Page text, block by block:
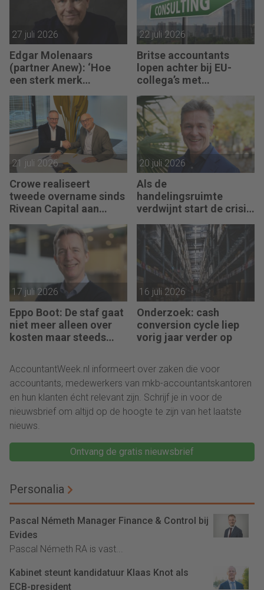
27 juli 2026
Edgar Molenaars
(partner Anew): ‘Hoe
een sterk merk
ontastbare waarde
vertaalt in tastbaar
geld’
22 juli 2026
Britse accountants
lopen achter bij EU-
collega’s met
advieswerk
21 juli 2026
Crowe realiseert
tweede overname sinds
Rivean Capital aan
20 juli 2026
Als de
handelingsruimte
verdwijnt start de crisis
Pim van Berkel
17 juli 2026
Eppo Boot: De staf gaat
niet meer alleen over
kosten maar steeds
16 juli 2026
Onderzoek: cash
conversion cycle liep
vorig jaar verder op
AccountantWeek.nl informeert over zaken die voor
accountants, medewerkers van mkb-accountantskantoren
en hun klanten écht relevant zijn. Schrijf je in voor de
nieuwsbrief om altijd op de hoogte te zijn van het laatste
nieuws.
Ontvang de gratis nieuwsbrief
Personalia
Pascal Németh Manager Finance & Control bij
Evides
Pascal Németh RA is vast...
Kabinet steunt kandidatuur Klaas Knot als
ECB-president